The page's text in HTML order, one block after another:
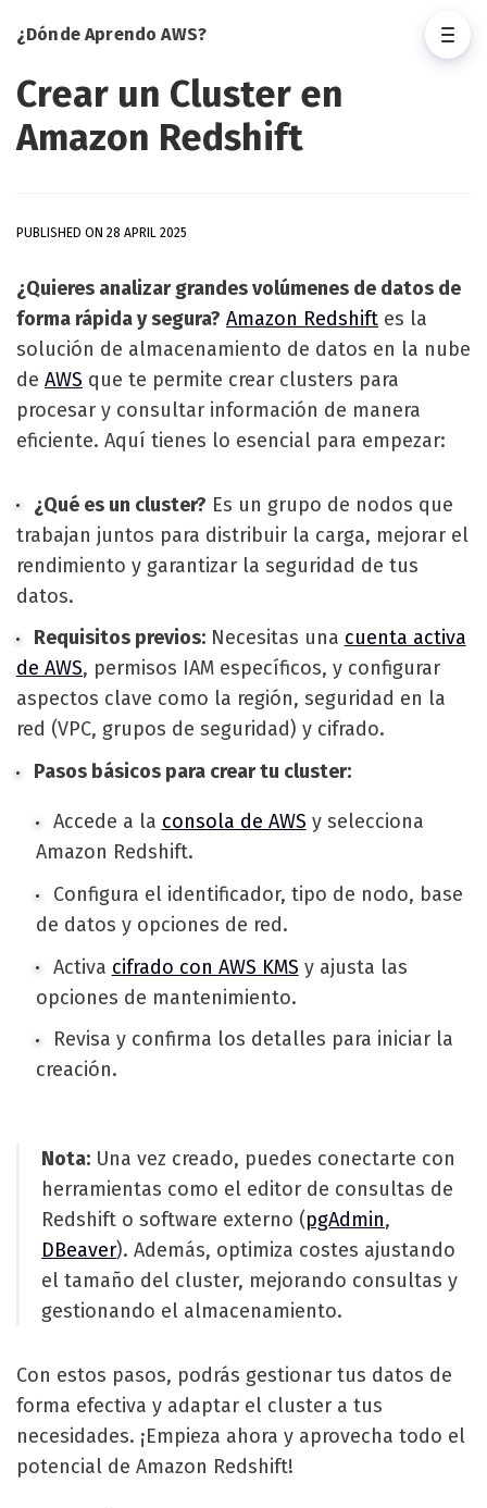
¿Dónde Aprendo AWS?
Crear un Cluster en
Amazon Redshift
PUBLISHED ON 28 APRIL 2025
¿Quieres analizar grandes volúmenes de datos de
forma rápida y segura? Amazon Redshift es la
solución de almacenamiento de datos en la nube
de AWS que te permite crear clusters para
procesar y consultar información de manera
eficiente. Aquí tienes lo esencial para empezar:
¿Qué es un cluster? Es un grupo de nodos que
trabajan juntos para distribuir la carga, mejorar el
rendimiento y garantizar la seguridad de tus
datos.
Requisitos previos:Necesitas una cuenta activa
de AWS, permisos IAM específicos, y configurar
aspectos clave como la región, seguridad en la
red (VPC, grupos de seguridad) y cifrado.
Pasos básicos para crear tu cluster:
Accede a la consola de AWS y selecciona
Amazon Redshift.
Configura el identificador, tipo de nodo, base
de datos y opciones de red.
Activa cifrado con AWS KMS y ajusta las
opciones de mantenimiento.
Revisa y confirma los detalles para iniciar la
creación.
Nota: Una vez creado, puedes conectarte con
herramientas como el editor de consultas de
Redshift o software externo (pgAdmin,
DBeaver). Además, optimiza costes ajustando
el tamaño del cluster, mejorando consultas y
gestionando el almacenamiento.
Con estos pasos, podrás gestionar tus datos de
forma efectiva y adaptar el cluster a tus
necesidades. ¡Empieza ahora y aprovecha todo el
potencial de Amazon Redshift!